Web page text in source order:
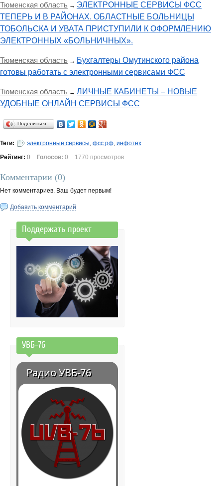
Тюменская область → ЭЛЕКТРОННЫЕ СЕРВИСЫ ФСС
ТЕПЕРЬ И В РАЙОНАХ. ОБЛАСТНЫЕ БОЛЬНИЦЫ
ТОБОЛЬСКА И УВАТА ПРИСТУПИЛИ К ОФОРМЛЕНИЮ
ЭЛЕКТРОННЫХ «БОЛЬНИЧНЫХ».
Тюменская область → Бухгалтеры Омутинского района
готовы работать с электронными сервисами ФСС
Тюменская область → ЛИЧНЫЕ КАБИНЕТЫ – НОВЫЕ
УДОБНЫЕ ОНЛАЙН СЕРВИСЫ ФСС
Поделиться…
Теги: электронные сервисы, фсс рф, инфотех
Рейтинг: 0 Голосов: 0 1770 просмотров
Комментарии (0)
Нет комментариев. Ваш будет первым!
Добавить комментарий
Поддержать проект
УВБ-76
Радио УВБ-76